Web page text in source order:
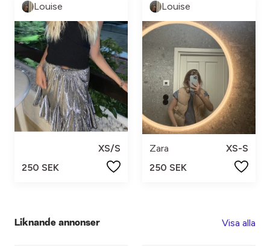
Louise
XS/S
250 SEK
Louise
Zara
XS-S
250 SEK
Liknande annonser Visa alla